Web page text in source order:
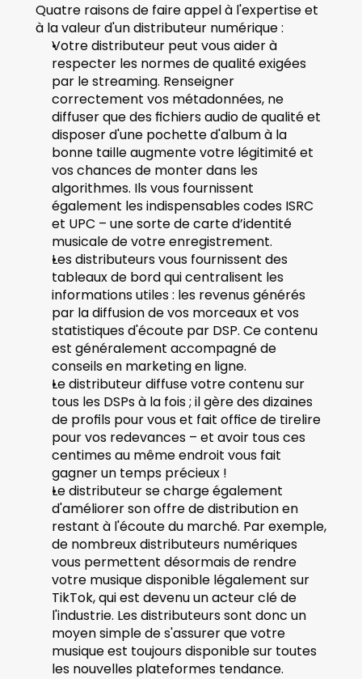
Quatre raisons de faire appel à l'expertise et
à la valeur d'un distributeur numérique :
Votre distributeur peut vous aider à
respecter les normes de qualité exigées
par le streaming. Renseigner
correctement vos métadonnées, ne
diffuser que des fichiers audio de qualité et
disposer d'une pochette d'album à la
bonne taille augmente votre légitimité et
vos chances de monter dans les
algorithmes. Ils vous fournissent
également les indispensables codes ISRC
et UPC – une sorte de carte d’identité
musicale de votre enregistrement.
Les distributeurs vous fournissent des
tableaux de bord qui centralisent les
informations utiles : les revenus générés
par la diffusion de vos morceaux et vos
statistiques d'écoute par DSP. Ce contenu
est généralement accompagné de
conseils en marketing en ligne.
Le distributeur diffuse votre contenu sur
tous les DSPs à la fois ; il gère des dizaines
de profils pour vous et fait office de tirelire
pour vos redevances – et avoir tous ces
centimes au même endroit vous fait
gagner un temps précieux !
Le distributeur se charge également
d'améliorer son offre de distribution en
restant à l'écoute du marché. Par exemple,
de nombreux distributeurs numériques
vous permettent désormais de rendre
votre musique disponible légalement sur
TikTok, qui est devenu un acteur clé de
l'industrie. Les distributeurs sont donc un
moyen simple de s'assurer que votre
musique est toujours disponible sur toutes
les nouvelles plateformes tendance.